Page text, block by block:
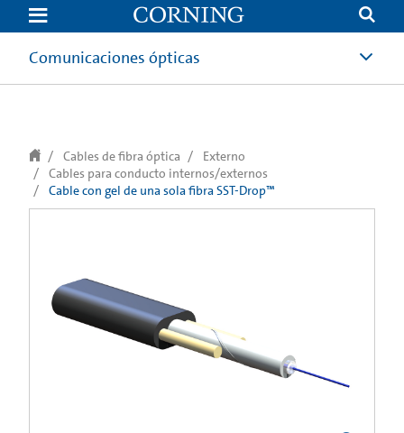
Comunicaciones ópticas
Cables de fibra óptica
Externo
Cables para conducto internos/externos
Cable con gel de una sola fibra SST-Drop™